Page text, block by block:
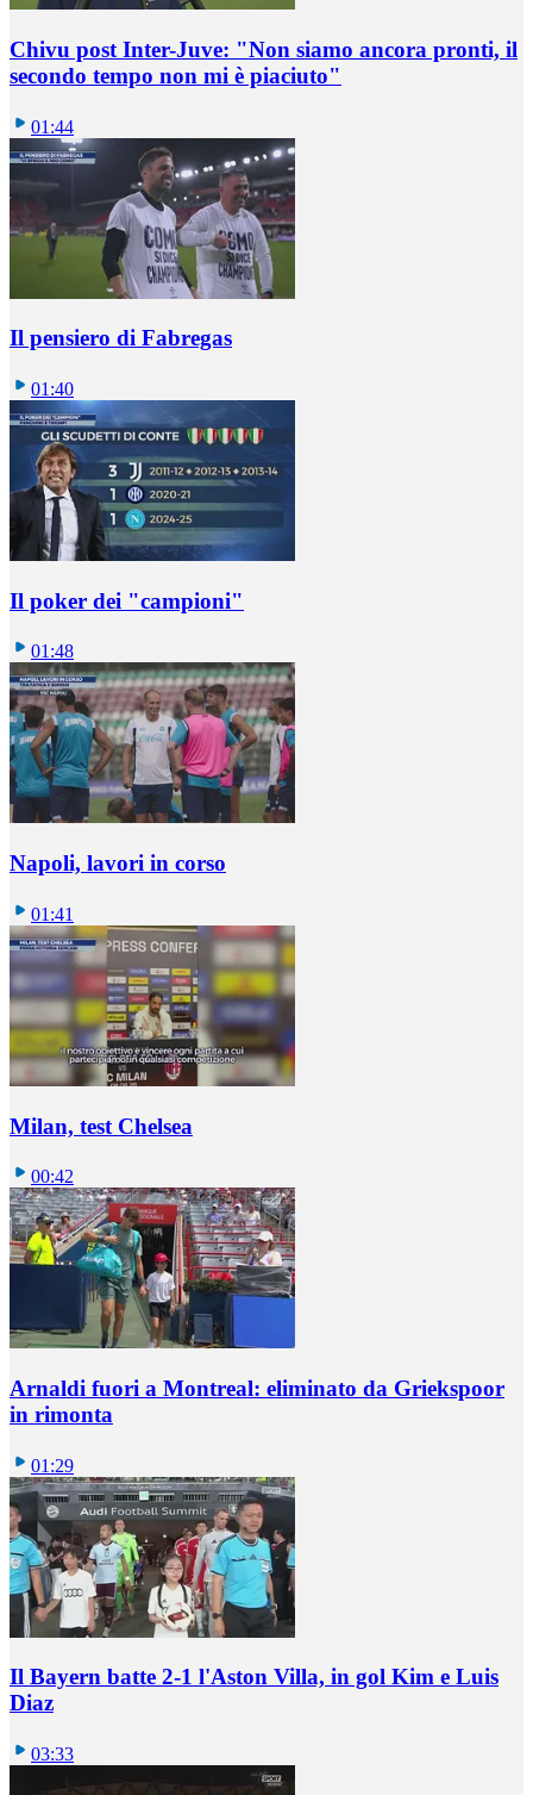
Chivu post Inter-Juve: "Non siamo ancora pronti, il
secondo tempo non mi è piaciuto"
01:44
Il pensiero di Fabregas
01:40
Il poker dei "campioni"
01:48
Napoli, lavori in corso
01:41
Milan, test Chelsea
00:42
Arnaldi fuori a Montreal: eliminato da Griekspoor
in rimonta
01:29
Il Bayern batte 2-1 l'Aston Villa, in gol Kim e Luis
Diaz
03:33